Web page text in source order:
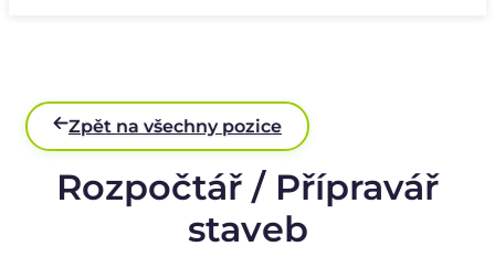
Zpět na všechny pozice
Rozpočtář / Přípravář
staveb